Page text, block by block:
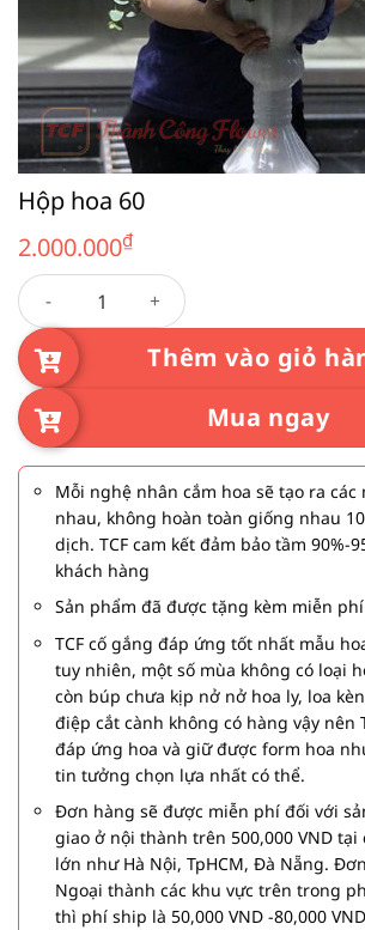
Hộp hoa 60
2.000.000₫
Hộp hoa 60 số lượng
Thêm vào giỏ
Mua ngay
Mỗi nghệ nhân cắm hoa sẽ tạo ra các
nhau, không hoàn toàn giống nhau
dịch. TCF cam kết đảm bảo tầm 90%-
khách hàng
Sản phẩm đã được tặng kèm miễn
TCF cố gắng đáp ứng tốt nhất mẫu
tuy nhiên, một số mùa không có loại
còn búp chưa kịp nở nở hoa ly, loa
điệp cắt cành không có hàng vậy nên
đáp ứng hoa và giữ được form hoa
tin tưởng chọn lựa nhất có thể.
Đơn hàng sẽ được miễn phí đối với
giao ở nội thành trên 500,000 VND tại
lớn như Hà Nội, TpHCM, Đà Nẵng.
Ngoại thành các khu vực trên trong
thì phí ship là 50,000 VND -80,000